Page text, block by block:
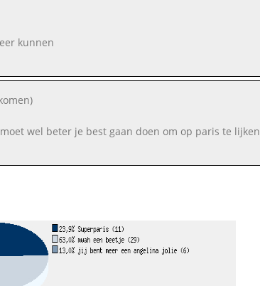
kunnen
wel beter je best gaan doen om op paris te lijken